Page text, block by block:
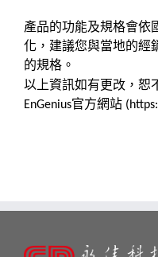
產品的功能及規格會依
化，建議您與當地的經
的規格。
以上資訊如有更改，恕
EnGenius官方網站